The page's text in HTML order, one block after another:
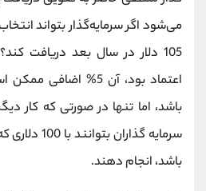
105 دلار در سال بعد دریافت
اعتماد بود، آن 5%
باشد، اما تنها در صورتی که کار
سرمایه گذاران بتوانند با 100 دلاری که بیش از 5%
باشد، انجام دهند.